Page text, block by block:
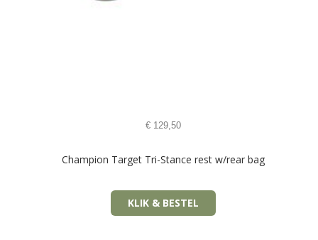
€ 129,50
Champion Target Tri-Stance rest w/rear bag
KLIK & BESTEL